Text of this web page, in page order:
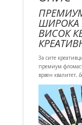
ШИРОКА
ВИСОК
За сите
премиум
врвен квалитет,